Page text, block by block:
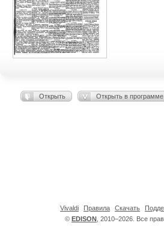
Открыть Открыть в программе
© EDISON , 2010–2026. Все
Vivaldi Правила Скачать